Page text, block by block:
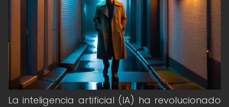
La inteligencia artificial (IA) ha revolucionado